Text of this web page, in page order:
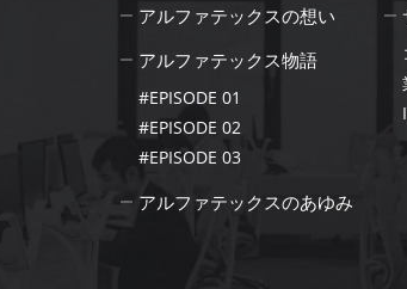
アルファテックスの想い
アルファテックス物語
#EPISODE 01
#EPISODE 02
#EPISODE 03
アルファテックスのあゆみ